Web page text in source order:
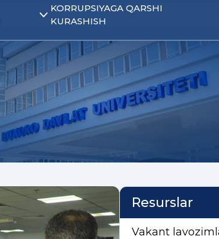
KORRUPSIYAGA QARSHI
KURASHISH
Resurslar
Vakant